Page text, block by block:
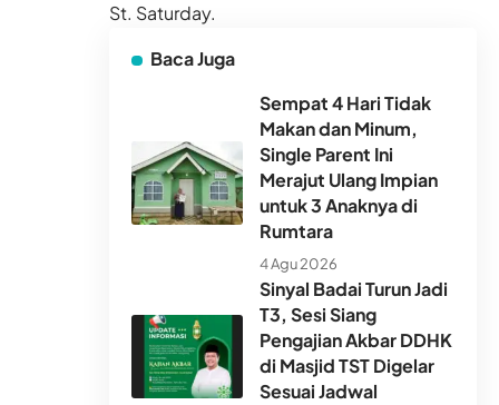
St. Saturday.
Baca Juga
Sempat 4 Hari Tidak
Makan dan Minum,
Single Parent Ini
Merajut Ulang Impian
untuk 3 Anaknya di
Rumtara
4 Agu 2026
Sinyal Badai Turun Jadi
T3, Sesi Siang
Pengajian Akbar DDHK
di Masjid TST Digelar
Sesuai Jadwal